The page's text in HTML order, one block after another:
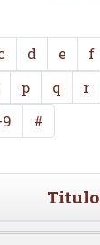
d e f
p q r
#
Titulo